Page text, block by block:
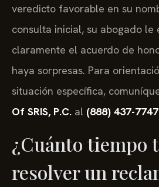
veredicto favorable en su
consulta inicial, su abogado le
claramente el acuerdo de
haya sorpresas. Para
situación específica,
Of SRIS, P.C. al (888) 437-7747
¿Cuánto tiempo
resolver un